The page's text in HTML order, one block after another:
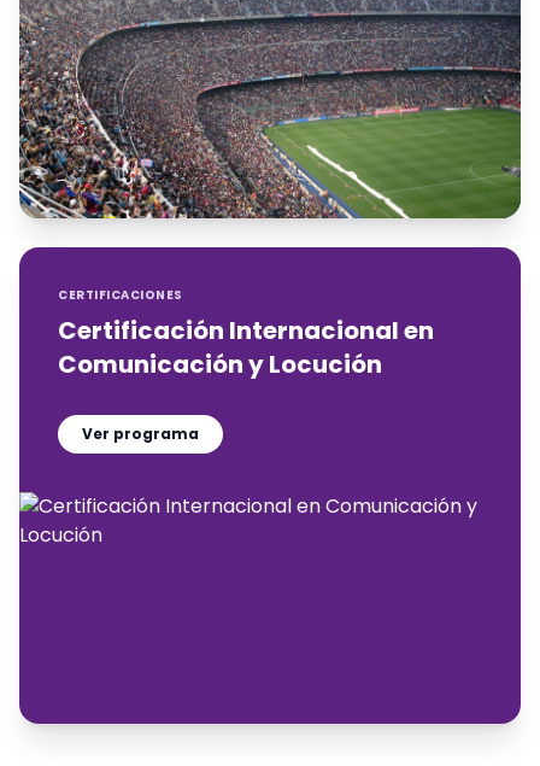
CERTIFICACIONES
Certificación Internacional en
Comunicación y Locución
Ver programa